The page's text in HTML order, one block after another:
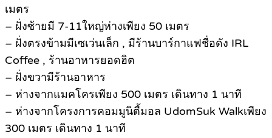
เมตร
– ฝั่งซ้ายมี 7-11ใหญ่ห่างเพียง 50 เมตร
– ฝั่งตรงข้ามมีเซเว่นเล็ก , มีร้านบาร์กาแฟชื่อดัง IRL
Coffee , ร้านอาหารยอดฮิต
– ฝั่งขวามีร้านอาหาร
– ห่างจากแมคโครเพียง 500 เมตร เดินทาง 1 นาที
– ห่างจากโครงการคอมมูนิตี้มอล UdomSuk Walkเพียง
300 เมตร เดินทาง 1 นาที